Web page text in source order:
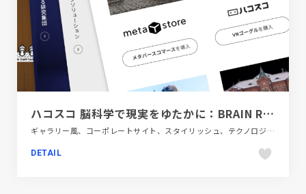
ハコスコ 脳科学で現実をゆたかに：BRAIN REALITY
ギャラリー風、コーポレートサイト、スタイリッシュ、テクノロジー・サイエンス、ホワイト系、ポップ
DETAIL